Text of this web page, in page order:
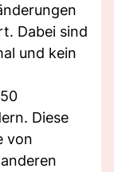
Dabei sind
und kein
Diese
von